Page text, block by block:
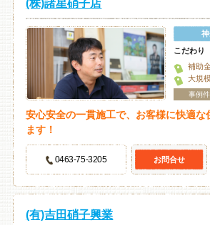
(株)諸星硝子店
こだわり
補助
大規
事例
安心安全の一貫施工で、お客様に快適な
ます！
0463‐75‐3205 お問合せ
(有)吉田硝子興業